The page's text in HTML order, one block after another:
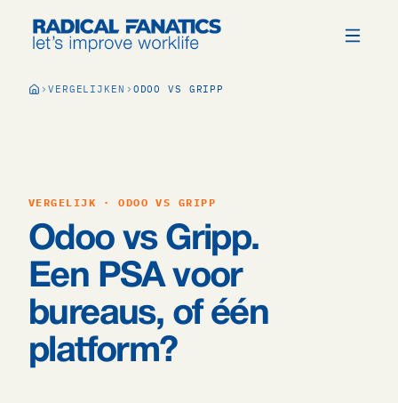
VERGELIJKEN ODOO VS GRIPP
VERGELIJK · ODOO VS GRIPP
Odoo vs Gripp.
Een PSA voor
bureaus, of één
platform?